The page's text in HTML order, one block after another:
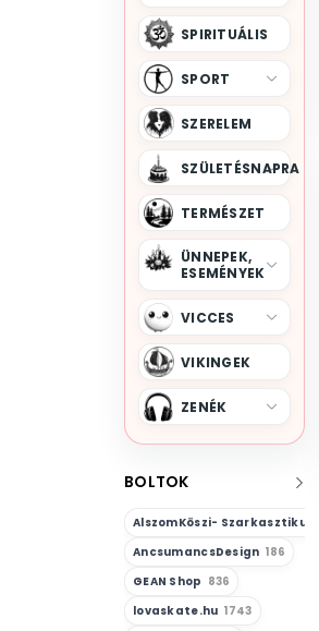
SPIRITUÁLIS
SPORT
SZERELEM
SZÜLETÉSNAPRA
TERMÉSZET
ÜNNEPEK,
ESEMÉNYEK
VICCES
VIKINGEK
ZENÉK
BOLTOK
AlszomKöszi-
AncsumancsDesign 186
GEAN Shop 836
lovaskate.hu 1743